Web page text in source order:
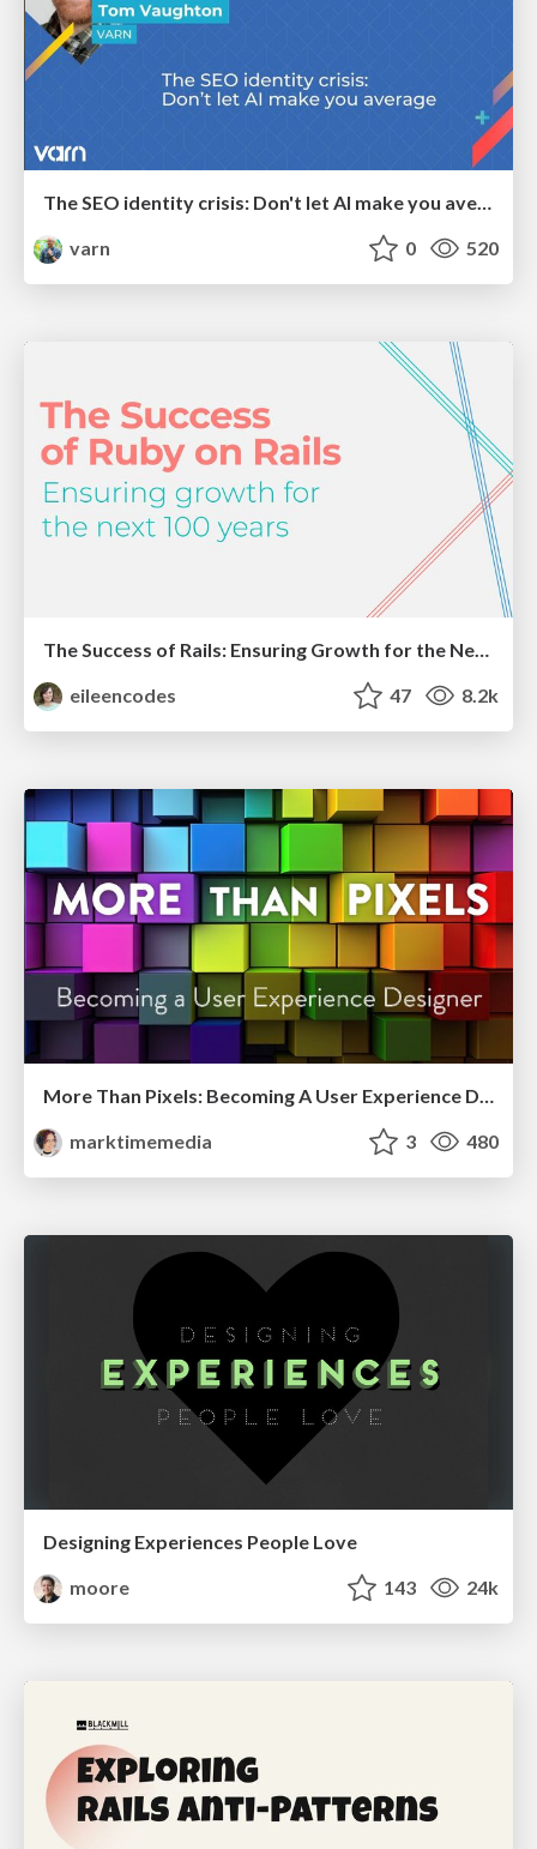
The SEO identity crisis: Don't let AI make you average
varn
0 520
eileencodes
47 8.2k
More Than Pixels: Becoming A User Experience Designer
marktimemedia
3 480
Designing Experiences People Love
moore
143 24k